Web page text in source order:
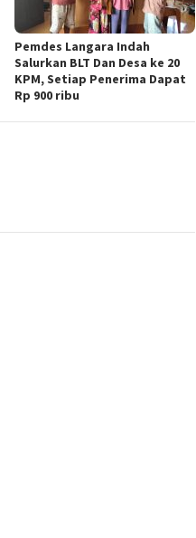
Pemdes Langara Indah
Salurkan BLT Dan Desa ke 20
KPM, Setiap Penerima Dapat
Rp 900 ribu